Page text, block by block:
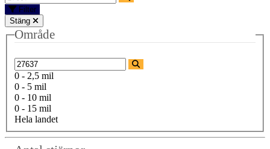
Filter
Stäng
Område
0 - 2,5 mil
0 - 5 mil
0 - 10 mil
0 - 15 mil
Hela landet